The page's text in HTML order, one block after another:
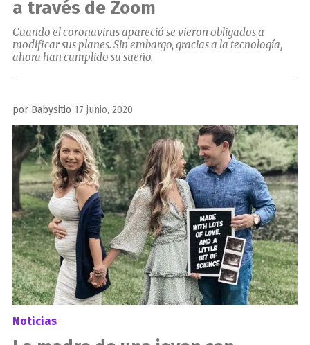
a través de Zoom
Cuando el coronavirus apareció se vieron obligados a
modificar sus planes. Sin embargo, gracias a la tecnología,
ahora han cumplido su sueño.
por Babysitio Publicado
el
17 junio, 2020
Noticias